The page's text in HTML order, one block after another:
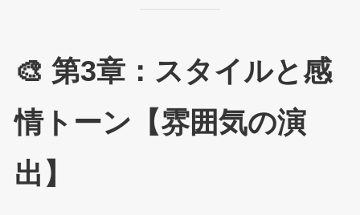
🎨 第3章：スタイルと感
情トーン【雰囲気の演
出】